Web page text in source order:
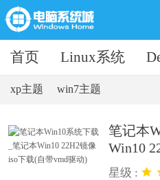
首页 Linux系统
xp主题 win7主题
笔记本
Win10
md驱动)
星级 :